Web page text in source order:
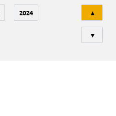
2024 ▲
▼